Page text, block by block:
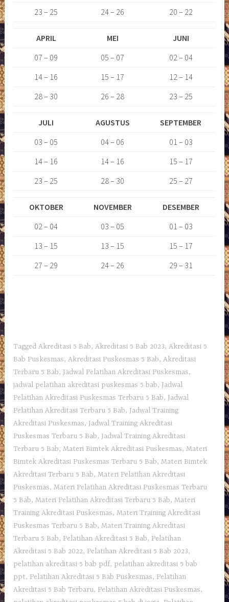
23 – 25
24 – 26 20 – 22
APRIL MEI
JUNI
07 – 09
05 – 07
02 – 04
14 – 16
15 – 17
12 – 14
28 – 30
26 – 28 23 – 25
JULI AGUSTUS
SEPTEMBER
03 – 05
04 – 06
01 – 03
14 – 16
14 – 16
15 – 17
23 – 25
28 – 30 25 – 27
OKTOBER NOVEMBER
DESEMBER
02 – 04
03 – 05
01 – 03
13 – 15
13 – 15
15 – 17
27 – 29
24 – 26 29 – 31
TaggedAkreditasi 5 Bab,Akreditasi 5 Bab 2023,Akreditasi 5
Bab Puskesmas,Akreditasi Puskesmas 5 Bab,Akreditasi
Terbaru 5 Bab, Jadwal Pelatihan Akreditasi Puskesmas,
jadwal pelatihan akreditasi puskesmas 5 bab, Jadwal
Pelatihan Akreditasi Puskesmas Terbaru 5 Bab, Jadwal
Pelatihan Akreditasi Terbaru 5 Bab, Jadwal Training
Akreditasi Puskesmas, Jadwal Training Akreditasi
Puskesmas Terbaru 5 Bab, Jadwal Training Akreditasi
Terbaru 5 Bab,Materi Bimtek Akreditasi Puskesmas,Materi
Bimtek Akreditasi Puskesmas Terbaru 5 Bab,Materi Bimtek
Akreditasi Terbaru 5 Bab,Materi Pelatihan Akreditasi
Puskesmas,Materi Pelatihan Akreditasi Puskesmas Terbaru
5 Bab,Materi Pelatihan Akreditasi Terbaru 5 Bab,Materi
Training Akreditasi Puskesmas,Materi Training Akreditasi
Puskesmas Terbaru 5 Bab,Materi Training Akreditasi
Terbaru 5 Bab, Pelatihan Akreditasi 5 Bab, Pelatihan
Akreditasi 5 Bab 2022, Pelatihan Akreditasi 5 Bab 2023,
pelatihan akreditasi 5 bab pdf, pelatihan akreditasi 5 bab
ppt, Pelatihan Akreditasi 5 Bab Puskesmas, Pelatihan
Akreditasi 5 Bab Terbaru, Pelatihan Akreditasi Puskesmas,